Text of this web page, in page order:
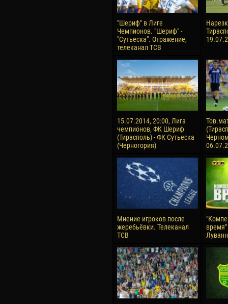
"Шериф" в Лиге
Чемпионов. "Шериф" -
"Сутьеска". Отражение,
телеканал ТСВ
15.07.2014, 20:00, Лига
чемпионов, ФК Шериф
(Тирасполь) - ФК Сутьеска
(Черногория)
Мнение игроков после
жеребьёвки. Телеканал
ТСВ
время"